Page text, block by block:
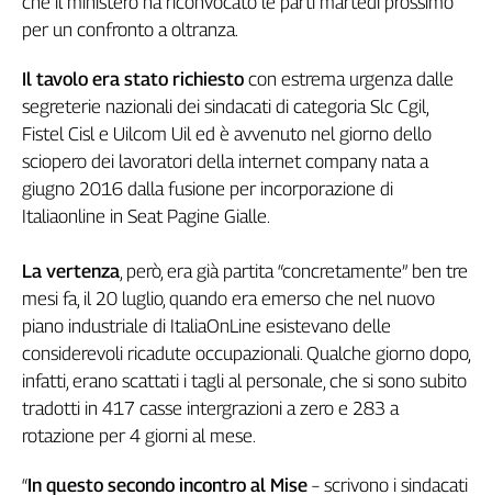
G8
di
il
sangue
della
ragione
120
anni
Cgil
Academy
Collettiva
Rubriche
Collettiva
Talk
settimana
per un confronto a oltranza.
Il tavolo era stato richiesto con estrema urgenza dalle
segreterie nazionali dei sindacati di categoria Slc Cgil,
Fistel Cisl e Uilcom Uil ed è avvenuto nel giorno dello
sciopero dei lavoratori della internet company nata a
giugno 2016 dalla fusione per incorporazione di
Italiaonline in Seat Pagine Gialle.
La vertenza, però, era già partita “concretamente” ben tre
mesi fa, il 20 luglio, quando era emerso che nel nuovo
piano industriale di ItaliaOnLine esistevano delle
considerevoli ricadute occupazionali. Qualche giorno dopo,
infatti, erano scattati i tagli al personale, che si sono subito
tradotti in 417 casse intergrazioni a zero e 283 a
rotazione per 4 giorni al mese.
“In questo secondo incontro al Mise – scrivono i sindacati